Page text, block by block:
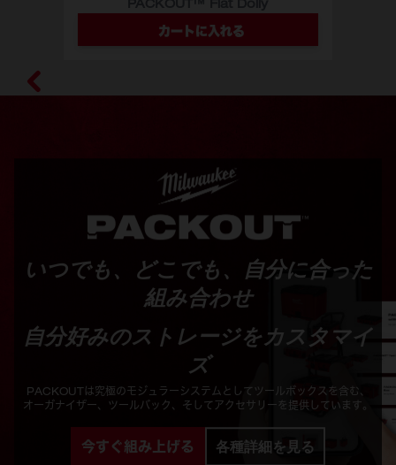
48-22-8410カートに入れる
いつでも、どこでも、自分に合った
組み合わせ
自分好みのストレージをカスタマイ
ズ
PACKOUTは究極のモジュラーシステムとしてツールボックスを含む、
オーガナイザー、ツールバック、そしてアクセサリーを提供しています。
今すぐ組み上げる 各種詳細を見る